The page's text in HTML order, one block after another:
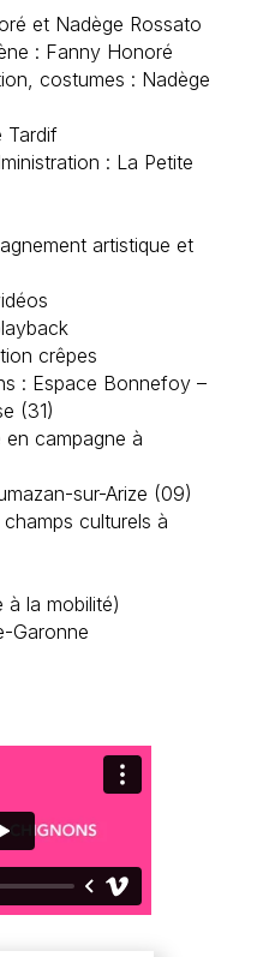
et Nadège Rossato
: Fanny Honoré
costumes : Nadège
Tardif
: La Petite
artistique et
crêpes
: Espace Bonnefoy –
(31)
en campagne à
sur-Arize (09)
culturels à
à la mobilité)
Garonne